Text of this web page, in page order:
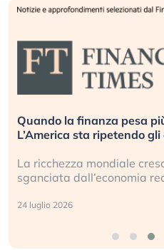
Quando la finanza pesa
L’America sta ripetendo
La ricchezza mondiale
sganciata dall’economia
24 luglio 2026